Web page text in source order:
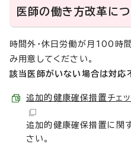
医師の働き方改革につ
時間外・休日労働が月100時
み用意してください。
該当医師がいない場合は対応
追加的健康確保措置チェ
追加的健康確保措置に関
さい。